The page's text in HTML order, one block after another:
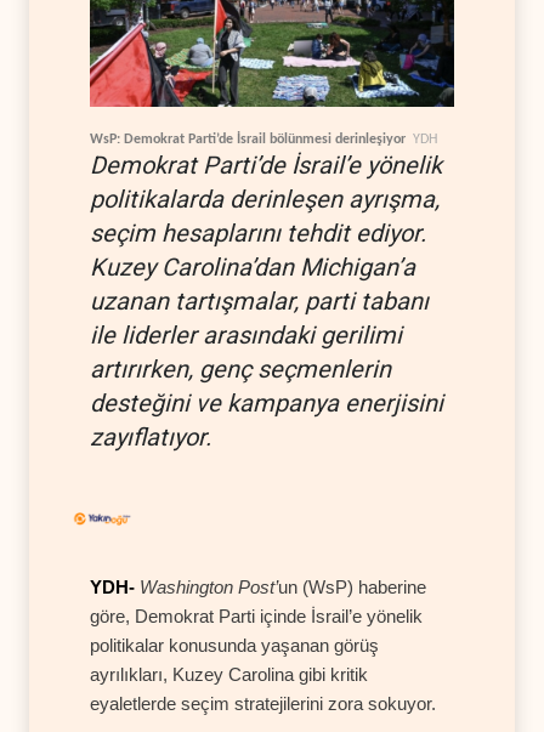
WsP: Demokrat Parti’de İsrail bölünmesi derinleşiyor YDH
Demokrat Parti’de İsrail’e yönelik
politikalarda derinleşen ayrışma,
seçim hesaplarını tehdit ediyor.
Kuzey Carolina’dan Michigan’a
uzanan tartışmalar, parti tabanı
ile liderler arasındaki gerilimi
artırırken, genç seçmenlerin
desteğini ve kampanya enerjisini
zayıflatıyor.
YDH- Washington Post’un (WsP) haberine
göre, Demokrat Parti içinde İsrail’e yönelik
politikalar konusunda yaşanan görüş
ayrılıkları, Kuzey Carolina gibi kritik
eyaletlerde seçim stratejilerini zora sokuyor.